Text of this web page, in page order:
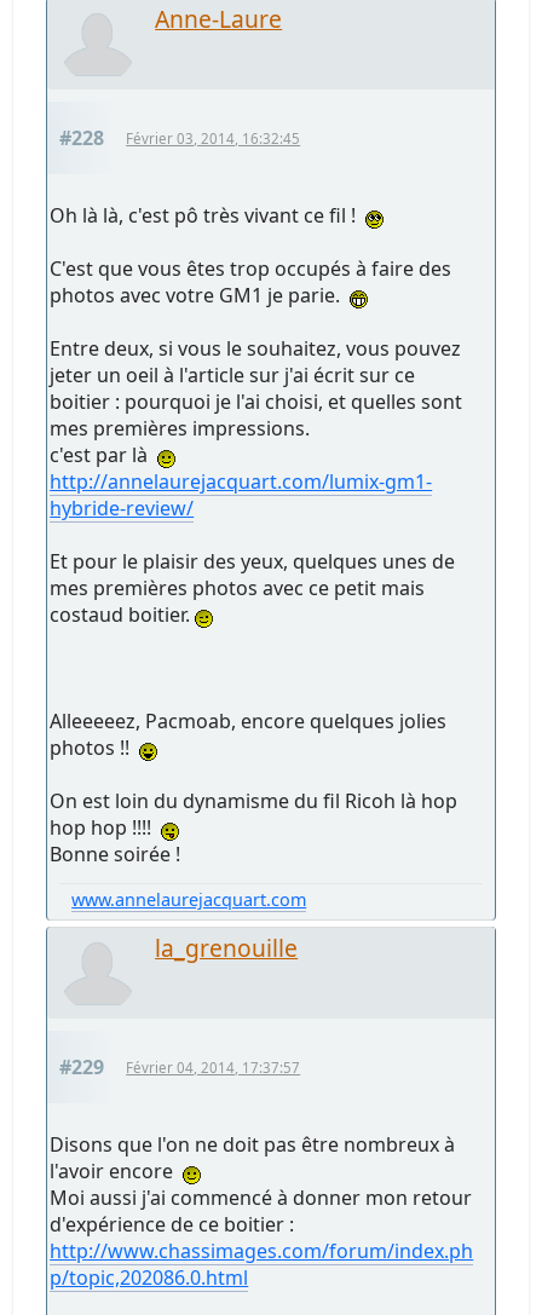
Anne-Laure
#228 Février 03, 2014, 16:32:45
Oh là là, c'est pô très vivant ce fil !
C'est que vous êtes trop occupés à faire des
photos avec votre GM1 je parie.
Entre deux, si vous le souhaitez, vous pouvez
jeter un oeil à l'article sur j'ai écrit sur ce
boitier : pourquoi je l'ai choisi, et quelles sont
mes premières impressions.
c'est par là
http://annelaurejacquart.com/lumix-gm1-
hybride-review/
Et pour le plaisir des yeux, quelques unes de
mes premières photos avec ce petit mais
costaud boitier.
Alleeeeez, Pacmoab, encore quelques jolies
photos !!
On est loin du dynamisme du fil Ricoh là hop
hop hop !!!!
Bonne soirée !
www.annelaurejacquart.com
la_grenouille
#229 Février 04, 2014, 17:37:57
Disons que l'on ne doit pas être nombreux à
l'avoir encore
Moi aussi j'ai commencé à donner mon retour
d'expérience de ce boitier :
http://www.chassimages.com/forum/index.ph
p/topic,202086.0.html